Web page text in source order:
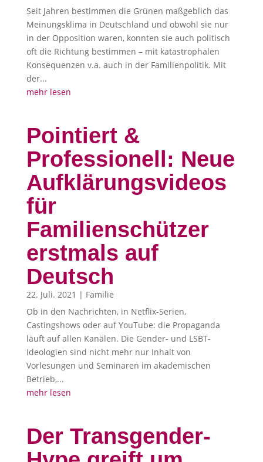
Seit Jahren bestimmen die Grünen maßgeblich das
Meinungsklima in Deutschland und obwohl sie nur
in der Opposition waren, konnten sie auch politisch
oft die Richtung bestimmen – mit katastrophalen
Konsequenzen v.a. auch in der Familienpolitik. Mit
der...
mehr lesen
Pointiert &
Professionell: Neue
Aufklärungsvideos
für
Familienschützer
erstmals auf
Deutsch
22. Juli. 2021 | Familie
Ob in den Nachrichten, in Netflix-Serien,
Castingshows oder auf YouTube: die Propaganda
läuft auf allen Kanälen. Die Gender- und LSBT-
Ideologien sind nicht mehr nur Inhalt von
Vorlesungen und Seminaren im akademischen
Betrieb,...
mehr lesen
Der Transgender-